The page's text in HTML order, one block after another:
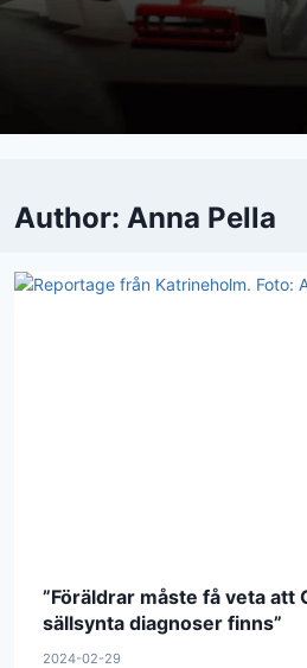
Author: Anna Pella
”Föräldrar måste få veta att
sällsynta diagnoser finns”
2024-02-29